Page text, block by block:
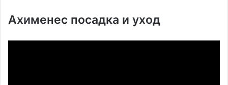
Ахименес посадка и уход